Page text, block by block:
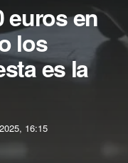
euros en
los
es la
16:15